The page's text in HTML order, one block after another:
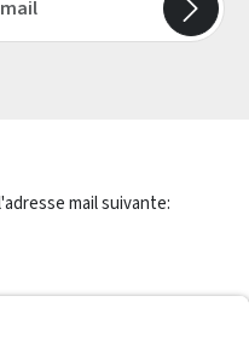
mail suivante: